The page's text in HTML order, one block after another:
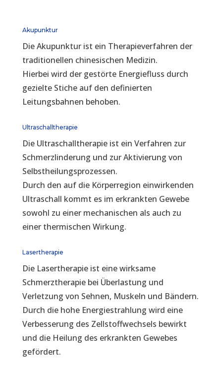
Akupunktur
Die Akupunktur ist ein Therapieverfahren der
traditionellen chinesischen Medizin.
Hierbei wird der gestörte Energiefluss durch
gezielte Stiche auf den definierten
Leitungsbahnen behoben.
Ultraschalltherapie
Die Ultraschalltherapie ist ein Verfahren zur
Schmerzlinderung und zur Aktivierung von
Selbstheilungsprozessen.
Durch den auf die Körperregion einwirkenden
Ultraschall kommt es im erkrankten Gewebe
sowohl zu einer mechanischen als auch zu
einer thermischen Wirkung.
Lasertherapie
Die Lasertherapie ist eine wirksame
Schmerztherapie bei Überlastung und
Verletzung von Sehnen, Muskeln und Bändern.
Durch die hohe Energiestrahlung wird eine
Verbesserung des Zellstoffwechsels bewirkt
und die Heilung des erkrankten Gewebes
gefördert.